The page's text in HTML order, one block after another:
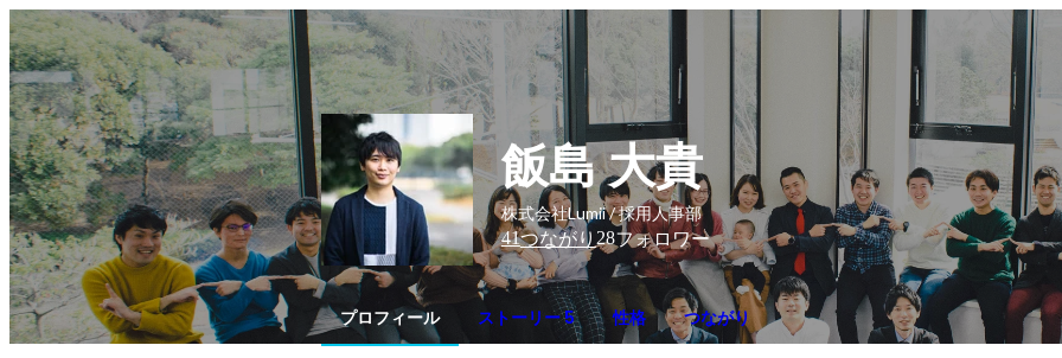
飯島 大貴
株式会社Lumii / 採用人事部
41つながり 28フォロワー
プロフィール ストーリー 5 性格 つながり